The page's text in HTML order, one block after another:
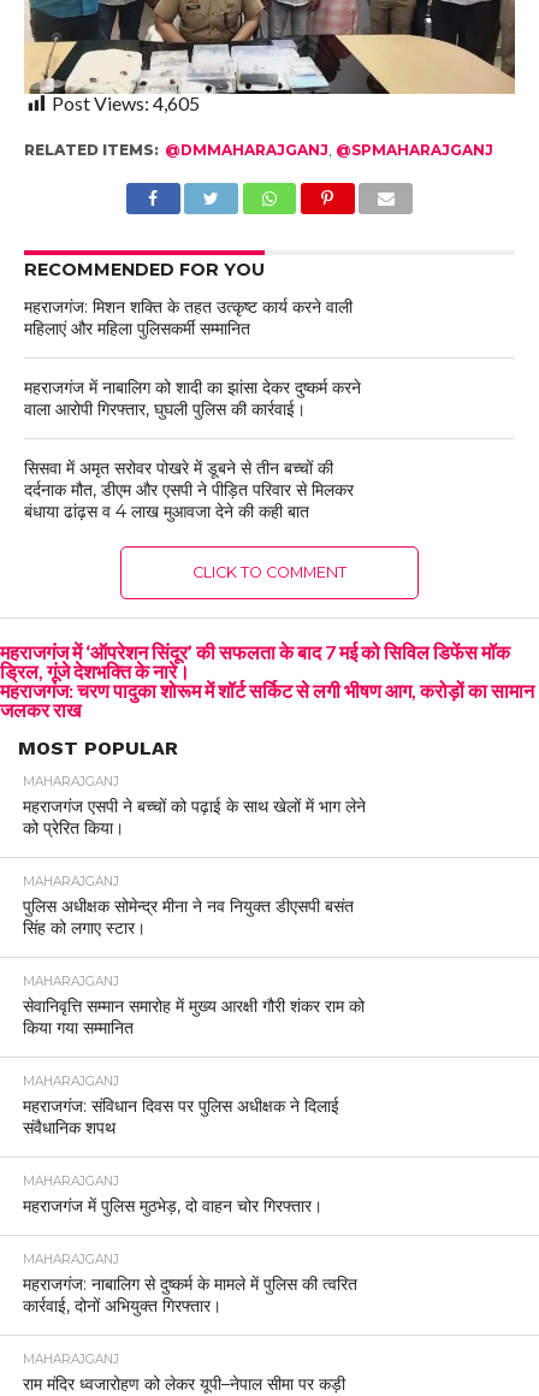
Post Views: 4,605
RELATED ITEMS: @DMMAHARAJGANJ, @SPMAHARAJGANJ
RECOMMENDED FOR YOU
महराजगंज: मिशन शक्ति के तहत उत्कृष्ट कार्य करने वाली
महिलाएं और महिला पुलिसकर्मी सम्मानित
महराजगंज में नाबालिग को शादी का झांसा देकर दुष्कर्म करने
वाला आरोपी गिरफ्तार, घुघली पुलिस की कार्रवाई।
सिसवा में अमृत सरोवर पोखरे में डूबने से तीन बच्चों की
दर्दनाक मौत, डीएम और एसपी ने पीड़ित परिवार से मिलकर
बंधाया ढांढ़स व 4 लाख मुआवजा देने की कही बात
CLICK TO COMMENT
महराजगंज में ‘ऑपरेशन सिंदूर’ की सफलता के बाद 7 मई को सिविल डिफेंस मॉक
ड्रिल, गूंजे देशभक्ति के नारे।
महराजगंज: चरण पादुका शोरूम में शॉर्ट सर्किट से लगी भीषण आग, करोड़ों का सामान
जलकर राख
MOST POPULAR
MAHARAJGANJ
महराजगंज एसपी ने बच्चों को पढ़ाई के साथ खेलों में भाग लेने
को प्रेरित किया।
MAHARAJGANJ
पुलिस अधीक्षक सोमेन्द्र मीना ने नव नियुक्त डीएसपी बसंत
सिंह को लगाए स्टार।
MAHARAJGANJ
सेवानिवृत्ति सम्मान समारोह में मुख्य आरक्षी गौरी शंकर राम को
किया गया सम्मानित
MAHARAJGANJ
महराजगंज: संविधान दिवस पर पुलिस अधीक्षक ने दिलाई
संवैधानिक शपथ
MAHARAJGANJ
महराजगंज में पुलिस मुठभेड़, दो वाहन चोर गिरफ्तार।
MAHARAJGANJ
महराजगंज: नाबालिग से दुष्कर्म के मामले में पुलिस की त्वरित
कार्रवाई, दोनों अभियुक्त गिरफ्तार।
MAHARAJGANJ
राम मंदिर ध्वजारोहण को लेकर यूपी–नेपाल सीमा पर कड़ी